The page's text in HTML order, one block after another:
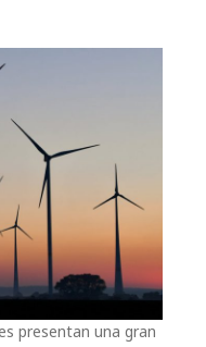
presentan una gran